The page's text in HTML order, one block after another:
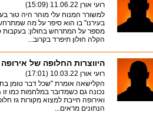
רועי אורן 11.06.22 (15:09)
למשורר המנוח עלי מוהר היה טור
בעירנו" בו הוא סיפר על מה
מספר על המתרחש בחולון: בעקבות
הקלה חולון תיפרד בקרוב...
היווצרות החלופה של
רועי אורן 10.03.22 (17:01)
הקלישאה אומרת "שכל דבר טומן
נכונה גם כשמדובר במלחמות כמו
ואירופה חייבת למצוא מקורות גז
הנתונים מראים...